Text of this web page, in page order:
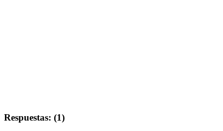
Respuestas: (1)